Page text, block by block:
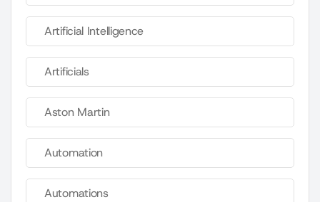
Artificial Intelligence
Artificials
Aston Martin
Automation
Automations